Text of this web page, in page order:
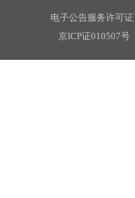
电子公告服务许可证
京ICP证010507号